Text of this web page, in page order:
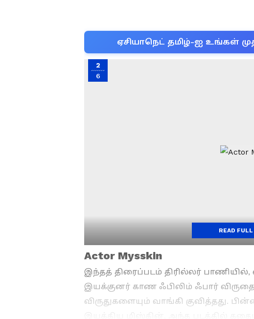
ஏசியாநெட் தமிழ்-ஐ உங்கள்
2
6
Actor Mysskin
இந்தத் திரைப்படம் திரில்லர் பாணியில்,
இயக்குனர் காண ஃபிலிம் ஃபார்
விருதுகளையும் வாங்கி குவித்தது.
READ